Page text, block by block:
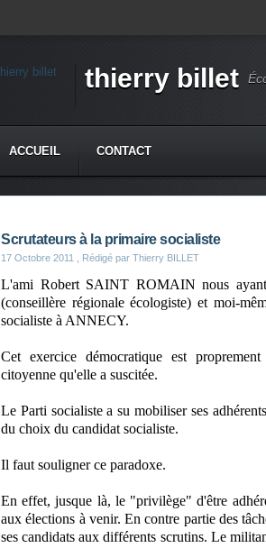
thierry billet
ACCUEIL CONTACT
Scrutateurs à la primaire socialiste
17 Octobre 2011 , Rédigé par Thierry BILLET
L'ami Robert SAINT ROMAIN nous
(conseillère régionale écologiste) et moi-
socialiste à ANNECY.
Cet exercice démocratique est
citoyenne qu'elle a suscitée.
Le Parti socialiste a su mobiliser ses
du choix du candidat socialiste.
Il faut souligner ce paradoxe.
En effet, jusque là, le "privilège" d'être
aux élections à venir. En contre partie des
ses candidats aux différents scrutins. Le